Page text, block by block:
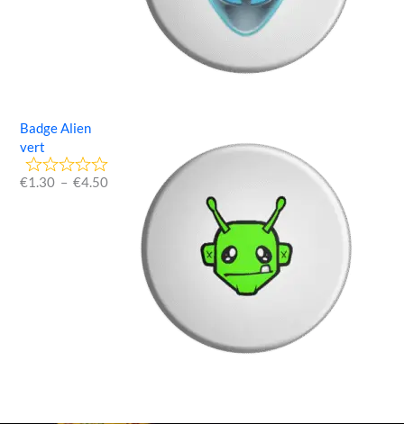
Badge Alien
vert
€1.30 – €4.50